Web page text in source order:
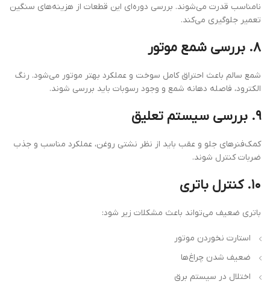
نامناسب قدرت می‌شوند. بررسی دوره‌ای این قطعات از هزینه‌های سنگین
تعمیر جلوگیری می‌کند.
۸. بررسی شمع موتور
شمع سالم باعث احتراق کامل سوخت و عملکرد بهتر موتور می‌شود. رنگ
الکترود، فاصله دهانه شمع و وجود رسوبات باید بررسی شوند.
۹. بررسی سیستم تعلیق
کمک‌فنرهای جلو و عقب باید از نظر نشتی روغن، عملکرد مناسب و جذب
ضربات کنترل شوند.
۱۰. کنترل باتری
باتری ضعیف می‌تواند باعث مشکلات زیر شود:
استارت نخوردن موتور
ضعیف شدن چراغ‌ها
اختلال در سیستم برق